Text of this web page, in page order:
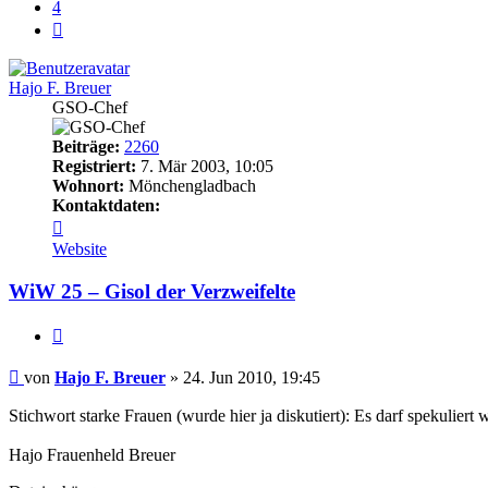
4
Hajo F. Breuer
GSO-Chef
Beiträge: 2260
Registriert: 7. Mär 2003, 10:05
Wohnort: Mönchengladbach
Kontaktdaten:
von
Hajo
F.
Breuer
Website
WiW 25 – Gisol der Verzweifelte
Beitrag
von Hajo F. Breuer » 24. Jun 2010, 19:45
Stichwort starke Frauen (wurde hier ja diskutiert): Es darf spekuliert
Hajo Frauenheld Breuer